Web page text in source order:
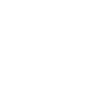
機能、クラウドサー